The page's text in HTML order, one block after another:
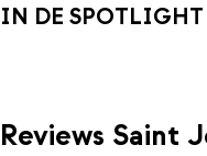
IN DE SPOTLIGHT
Reviews Saint